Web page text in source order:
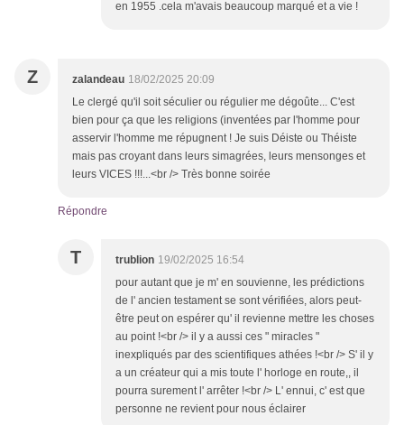
en 1955 .cela m'avais beaucoup marqué et a vie !
Z zalandeau 18/02/2025 20:09
Le clergé qu'il soit séculier ou régulier me dégoûte... C'est
bien pour ça que les religions (inventées par l'homme pour
asservir l'homme me répugnent ! Je suis Déiste ou Théiste
mais pas croyant dans leurs simagrées, leurs mensonges et
leurs VICES !!!...<br /> Très bonne soirée
Répondre
T trublion 19/02/2025 16:54
pour autant que je m' en souvienne, les prédictions
de l' ancien testament se sont vérifiées, alors peut-
être peut on espérer qu' il revienne mettre les choses
au point !<br /> il y a aussi ces " miracles "
inexpliqués par des scientifiques athées !<br /> S' il y
a un créateur qui a mis toute l' horloge en route,, il
pourra surement l' arrêter !<br /> L' ennui, c' est que
personne ne revient pour nous éclairer